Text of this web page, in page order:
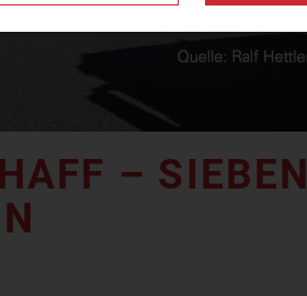
– SIEBEN